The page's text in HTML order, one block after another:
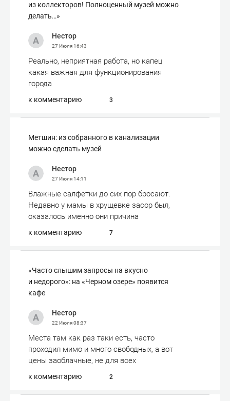
из коллекторов! Полноценный музей можно
делать…»
Нестор
27 Июля16:43
Реально, неприятная работа, но капец
какая важная для функционирования
города
к комментарию 3
Метшин: из собранного в канализации
можно сделать музей
Нестор
27 Июля14:11
Влажные салфетки до сих пор бросают.
Недавно у мамы в хрущевке засор был,
оказалось именно они причина
к комментарию 7
«Часто слышим запросы на вкусно
и недорого»: на «Черном озере» появится
кафе
Нестор
22 Июля08:37
Места там как раз таки есть, часто
проходил мимо и много свободных, а вот
цены заоблачные, не для всех
к комментарию 2